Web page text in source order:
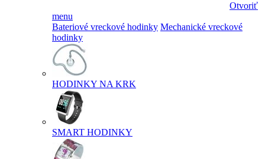
Otvoriť
menu
Bateriové vreckové hodinky Mechanické vreckové
hodinky
HODINKY NA KRK
SMART HODINKY